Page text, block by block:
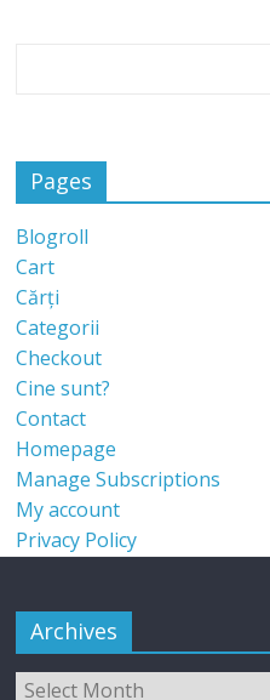
Pages
Blogroll
Cart
Cărți
Categorii
Checkout
Cine sunt?
Contact
Homepage
Manage Subscriptions
My account
Privacy Policy
Archives